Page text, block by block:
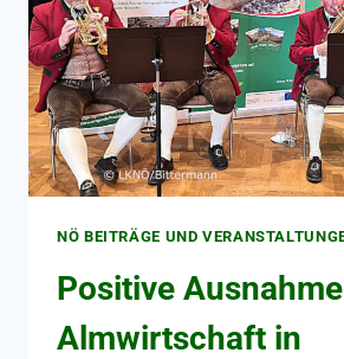
NÖ BEITRÄGE UND
Positive
Almwirtschaft in